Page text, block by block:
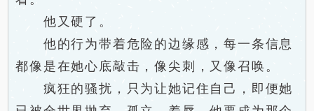
他又硬了。
他的行为带着危险的边缘感，每一条信息
都像是在她心底敲击，像尖刺，又像召唤。
疯狂的骚扰，只为让她记住自己，即便她